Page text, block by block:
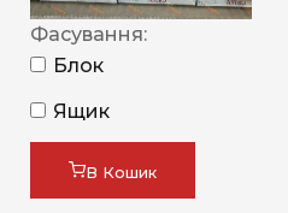
Фасування:
Блок
Ящик
В Кошик